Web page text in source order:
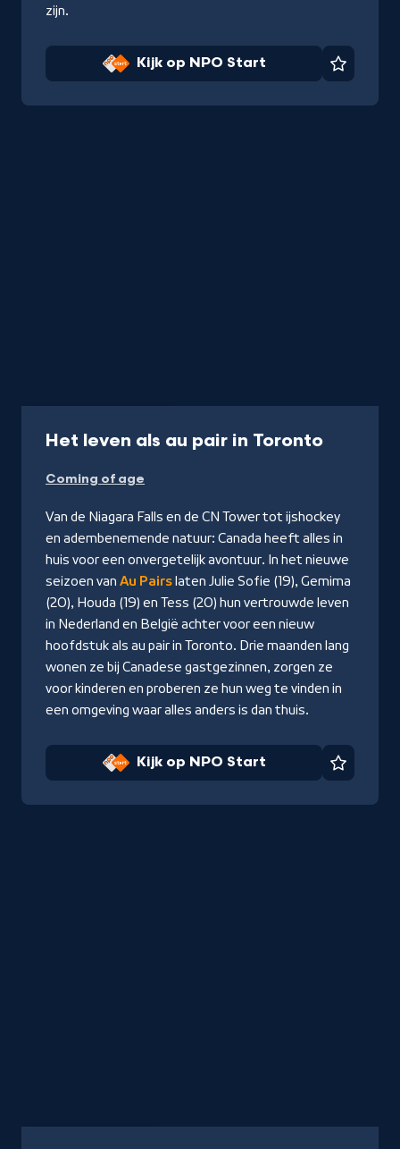
zijn.
Kijk op NPO Start
Het leven als au pair in Toronto-
Start
Coming of age
Van de Niagara Falls en de CN Tower tot ijshockey
en adembenemende natuur: Canada heeft alles in
huis voor een onvergetelijk avontuur. In het nieuwe
seizoen van Au Pairslaten Julie Sofie (19), Gemima
(20), Houda (19) en Tess (20) hun vertrouwde leven
in Nederland en België achter voor een nieuw
hoofdstuk als au pair in Toronto. Drie maanden lang
wonen ze bij Canadese gastgezinnen, zorgen ze
voor kinderen en proberen ze hun weg te vinden in
een omgeving waar alles anders is dan thuis.
Kijk op NPO Start